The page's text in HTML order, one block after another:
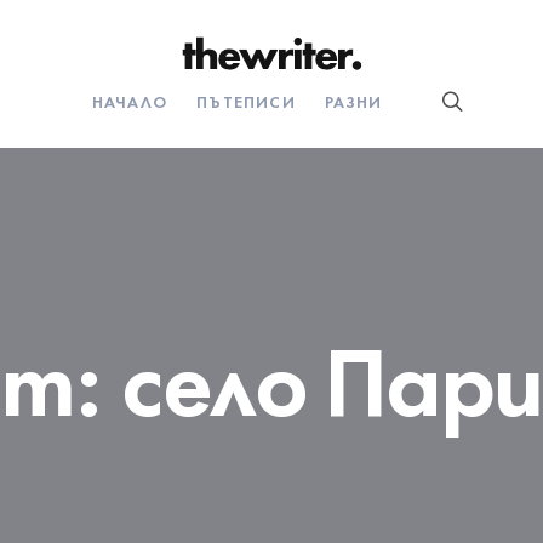
НАЧАЛО ПЪТЕПИСИ РАЗНИ
село